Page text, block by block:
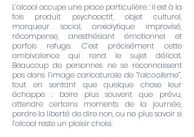
L’alcool occupe une place particulière : il est à la
fois produit psychoactif, objet culturel,
marqueur social, anxiolytique improvisé,
récompense, anesthésiant émotionnel et
parfois refuge. C’est précisément cette
ambivalence qui rend le sujet délicat.
Beaucoup de personnes ne se reconnaissent
pas dans l’image caricaturale de “l’alcoolisme”,
tout en sentant que quelque chose leur
échappe : boire plus souvent que prévu,
attendre certains moments de la journée,
perdre la liberté de dire non, ou ne plus savoir si
l’alcool reste un plaisir choisi.